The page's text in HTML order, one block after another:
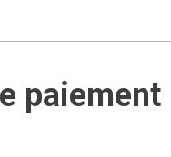
paiement